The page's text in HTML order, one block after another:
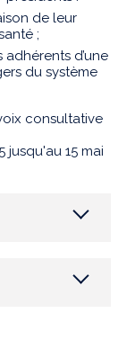
de leur
;
d’une
du système
consultative
jusqu'au 15 mai